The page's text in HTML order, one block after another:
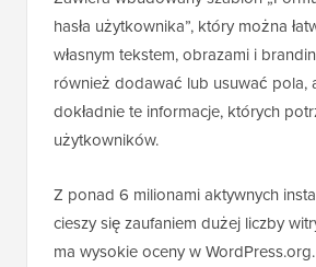
hasła użytkownika”, który można
własnym tekstem, obrazami i
również dodawać lub usuwać pola,
dokładnie te informacje, których
użytkowników.
Z ponad 6 milionami aktywnych
cieszy się zaufaniem dużej liczby
ma wysokie oceny w WordPress.org.